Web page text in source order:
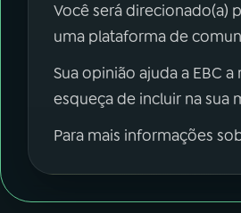
Você será direcionado(a)
uma plataforma de
Sua opinião ajuda a EBC
esqueça de incluir na sua
Para mais informações